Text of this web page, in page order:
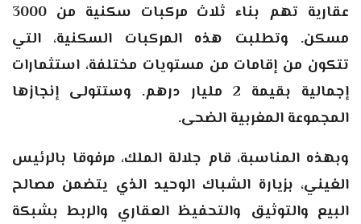
عقارية تهم بناء ثلاث مركبات سكنية من 3000
مسكن. وتطلبت هذه المركبات السكنية، التي
تتكون من إقامات من مستويات مختلفة، استثمارات
إجمالية بقيمة 2 مليار درهم. وستتولى إنجازها
المجموعة المغربية الضحى.
وبهذه المناسبة، قام جلالة الملك، مرفوقا بالرئيس
الغيني، بزيارة الشباك الوحيد الذي يتضمن مصالح
البيع والتوثيق والتحفيظ العقاري والربط بشبكة